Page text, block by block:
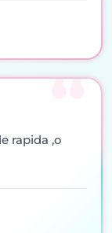
rapida ,o